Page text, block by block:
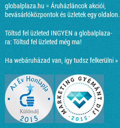
globalplaza.hu = Áruházláncok akciói,
bevásárlóközpontok és üzletek egy oldalon.
Töltsd fel üzleted INGYEN a globalplaza-
ra:Töltsd fel üzleted még ma!
Ha webáruházad van, így tudsz felkerülni »